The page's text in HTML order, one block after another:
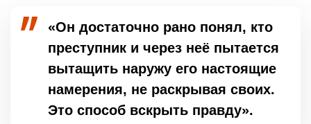
«Он достаточно рано понял, кто
преступник и через неё пытается
вытащить наружу его настоящие
намерения, не раскрывая своих.
Это способ вскрыть правду».